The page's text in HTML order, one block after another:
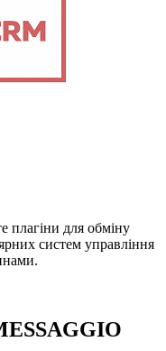
плагіни для обміну
систем управління